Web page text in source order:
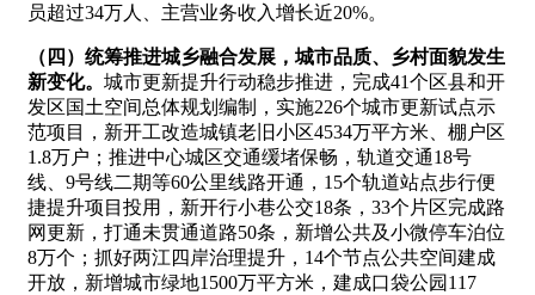
员超过34万人、主营业务收入增长近20%。
（四）统筹推进城乡融合发展，城市品质、乡村面貌发生
新变化。 城市更新提升行动稳步推进，完成41个区县和开
发区国土空间总体规划编制，实施226个城市更新试点示
范项目，新开工改造城镇老旧小区4534万平方米、棚户区
1.8万户；推进中心城区交通缓堵保畅，轨道交通18号
线、9号线二期等60公里线路开通，15个轨道站点步行便
捷提升项目投用，新开行小巷公交18条，33个片区完成路
网更新，打通未贯通道路50条，新增公共及小微停车泊位
8万个；抓好两江四岸治理提升，14个节点公共空间建成
开放，新增城市绿地1500万平方米，建成口袋公园117